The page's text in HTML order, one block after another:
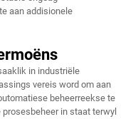
aan addisionele
in industriële
vereis word om aan
beheerreekse te
in staat terwyl